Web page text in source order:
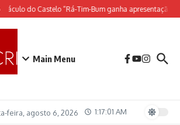
do Castelo “Rá-Tim-Bum ganha apresentação
Main Menu
feira, agosto 6, 2026 1:17:02 AM